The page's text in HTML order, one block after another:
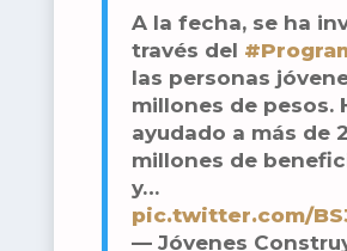
A la fecha, se ha
través del
las personas
millones de pesos.
ayudado a más de
millones de
y…
pic.twitter.com/
— Jóvenes